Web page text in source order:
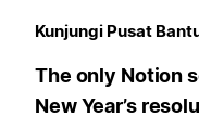
Kunjungi Pusat
The only Notion
New Year’s